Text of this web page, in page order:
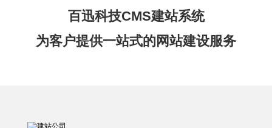
百迅科技CMS建站系统
为客户提供一站式的网站建设服务